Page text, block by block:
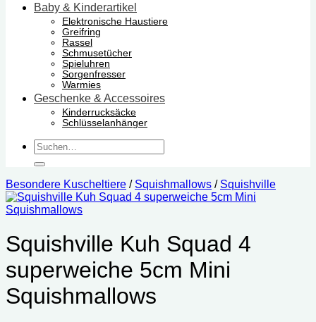
Baby & Kinderartikel
Elektronische Haustiere
Greifring
Rassel
Schmusetücher
Spieluhren
Sorgenfresser
Warmies
Geschenke & Accessoires
Kinderrucksäcke
Schlüsselanhänger
Suchen
nach:
Besondere Kuscheltiere / Squishmallows / Squishville
Squishville Kuh Squad 4
superweiche 5cm Mini
Squishmallows